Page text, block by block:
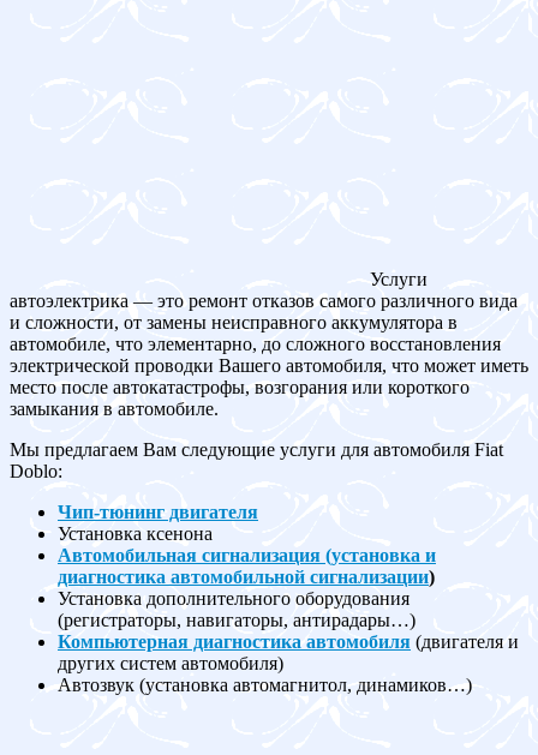
Услуги
автоэлектрика — это ремонт отказов самого различного вида
и сложности, от замены неисправного аккумулятора в
автомобиле, что элементарно, до сложного восстановления
электрической проводки Вашего автомобиля, что может иметь
место после автокатастрофы, возгорания или короткого
замыкания в автомобиле.
Мы предлагаем Вам следующие услуги для автомобиля Fiat
Doblo:
Чип-тюнинг двигателя
Установка ксенона
Автомобильная сигнализация (установка и
диагностика автомобильной сигнализации)
Установка дополнительного оборудования
(регистраторы, навигаторы, антирадары…)
Компьютерная диагностика автомобиля (двигателя и
других систем автомобиля)
Автозвук (установка автомагнитол, динамиков…)